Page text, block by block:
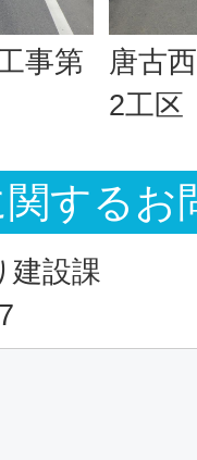
事第
唐古
2工区
するお
建設課